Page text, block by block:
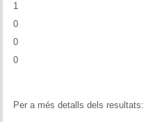
1
0
0
0
Per a més detalls dels resultats: